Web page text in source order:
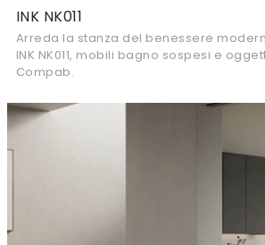
INK NK011
Arreda la stanza del benessere
INK NK011, mobili bagno sospesi e
Compab.